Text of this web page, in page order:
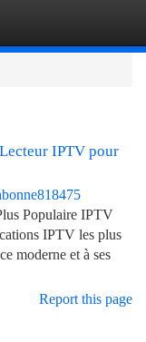
IPTV pour
Populaire IPTV
IPTV les plus
moderne et à ses
Report this page